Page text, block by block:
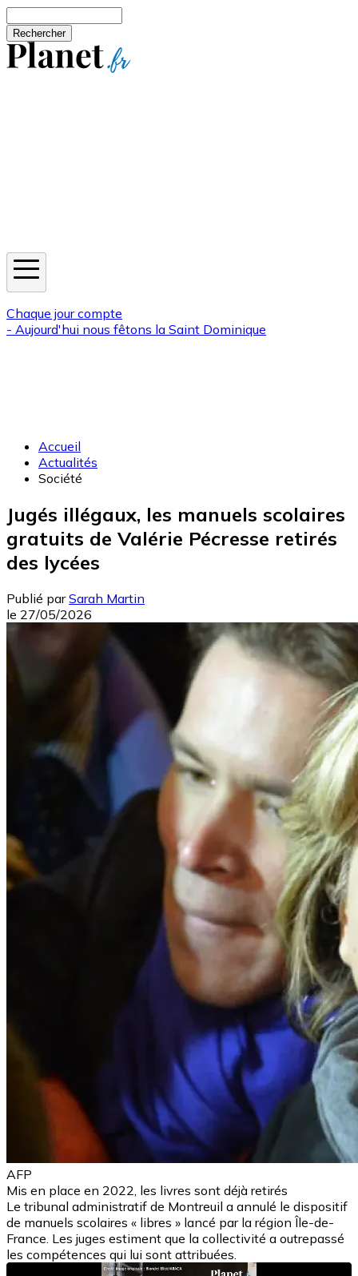
Chaque jour compte
- Aujourd'hui nous fêtons la Saint Dominique
Accueil
Actualités
Société
Jugés illégaux, les manuels scolaires
gratuits de Valérie Pécresse retirés
des lycées
Publié par Sarah Martin
le 27/05/2026
AFP
Mis en place en 2022, les livres sont déjà retirés
Le tribunal administratif de Montreuil a annulé le dispositif
de manuels scolaires « libres » lancé par la région Île-de-
France. Les juges estiment que la collectivité a outrepassé
les compétences qui lui sont attribuées.